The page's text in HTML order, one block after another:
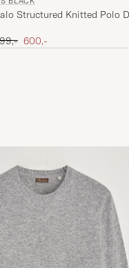
Structured Knitted Polo
pris
Nedsat pris
600,-